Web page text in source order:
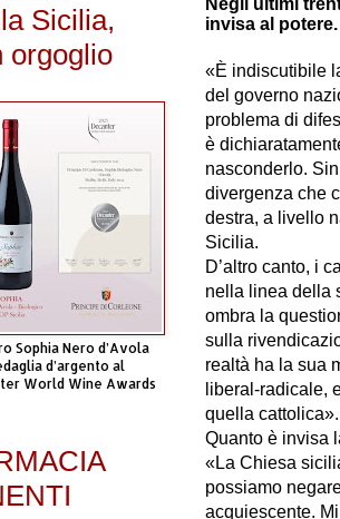
Negli ultimi
invisa al
«È indiscutibile
del governo
problema di
è
nasconderlo.
divergenza che
destra, a livello
Sicilia.
D’altro canto, i
nella linea della
ombra la
sulla
realtà ha la sua
liberal-radicale,
quella
Quanto è invisa
«La Chiesa
possiamo
acquiescente.
Sicilia,
orgoglio
Sophia Nero d’Avola
d’argento al
World Wine Awards